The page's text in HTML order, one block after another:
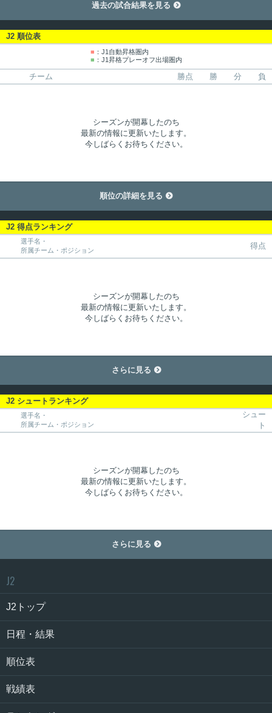
過去の試合結果を見る 
J2 順位表
■ ：J1自動昇格圏内
■ ：J1昇格プレーオフ出場圏内
チーム 勝点 勝 分 負
シーズンが開幕したのち
最新の情報に更新いたします。
今しばらくお待ちください。
順位の詳細を見る 
J2 得点ランキング
選手名・
所属チーム・ポジション
得点
シーズンが開幕したのち
最新の情報に更新いたします。
今しばらくお待ちください。
さらに見る 
J2 シュートランキング
選手名・
所属チーム・ポジション
シュー
ト
シーズンが開幕したのち
最新の情報に更新いたします。
今しばらくお待ちください。
さらに見る 
J2
J2トップ
日程・結果
順位表
戦績表